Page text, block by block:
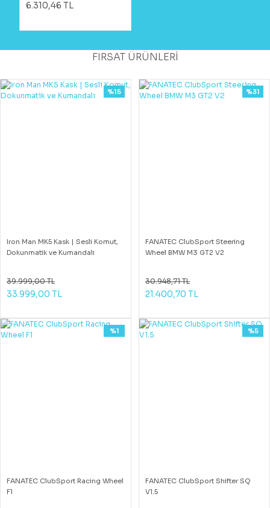
6.310,46 TL
FIRSAT ÜRÜNLERİ
Iron Man MK5 Kask | Sesli Komut,
Dokunmatik ve Kumandalı
%15
39.999,00 TL
33.999,00 TL
FANATEC ClubSport Steering
Wheel BMW M3 GT2 V2
%31
30.948,71 TL
21.400,70 TL
FANATEC ClubSport Racing Wheel
F1
%1
FANATEC ClubSport Shifter SQ
V1.5
%5